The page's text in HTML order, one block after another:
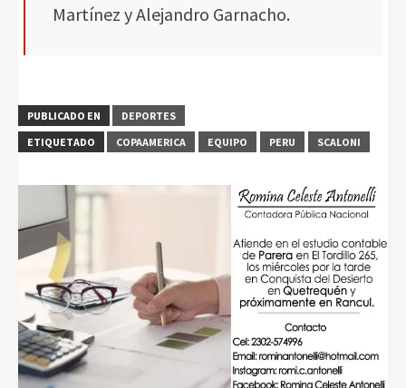
Martínez y Alejandro Garnacho.
PUBLICADO EN
DEPORTES
ETIQUETADO
COPAAMERICA EQUIPO PERU SCALONI